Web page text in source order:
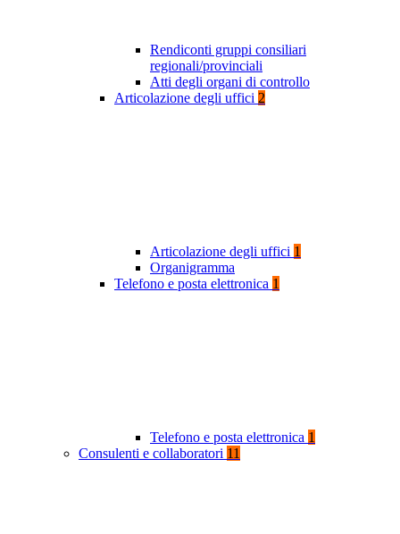
Rendiconti gruppi consiliari
regionali/provinciali
Atti degli organi di controllo
Articolazione degli uffici 2
Articolazione degli uffici 1
Organigramma
Telefono e posta elettronica 1
Telefono e posta elettronica 1
Consulenti e collaboratori 11